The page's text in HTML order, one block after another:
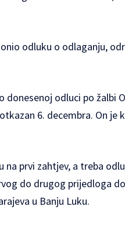
odluku o odlaganju,
odluci po žalbi
6. decembra. On je
prvi zahtjev, a treba
do drugog prijedloga
u Banju Luku.